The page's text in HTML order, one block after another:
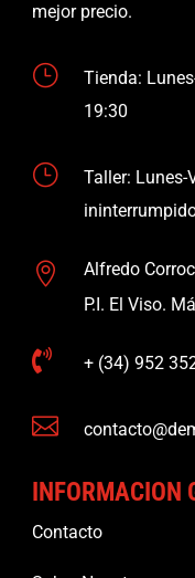
mejor precio.
}
Tienda:
19:30
}
Taller: Lunes-

Alfredo
P.I. El Viso.
 + (34) 952

INFORMACION
Contacto